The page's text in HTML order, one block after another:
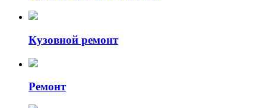
Кузовной ремонт
Ремонт